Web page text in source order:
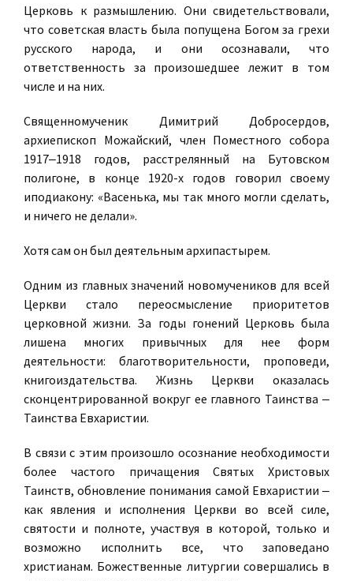
Церковь к размышлению. Они свидетельствовали,
что советская власть была попущена Богом за грехи
русского народа, и они осознавали, что
ответственность за произошедшее лежит в том
числе и на них.
Священномученик Димитрий Добросердов,
архиепископ Можайский, член Поместного cобора
1917‒1918 годов, расстрелянный на Бутовском
полигоне, в конце 1920-х годов говорил своему
иподиакону: «Васенька, мы так много могли сделать,
и ничего не делали».
Хотя сам он был деятельным архипастырем.
Одним из главных значений новомучеников для всей
Церкви стало переосмысление приоритетов
церковной жизни. За годы гонений Церковь была
лишена многих привычных для нее форм
деятельности: благотворительности, проповеди,
книгоиздательства. Жизнь Церкви оказалась
сконцентрированной вокруг ее главного Таинства ‒
Таинства Евхаристии.
В связи с этим произошло осознание необходимости
более частого причащения Святых Христовых
Таинств, обновление понимания самой Евхаристии ‒
как явления и исполнения Церкви во всей силе,
святости и полноте, участвуя в которой, только и
возможно исполнить все, что заповедано
христианам. Божественные литургии совершались в